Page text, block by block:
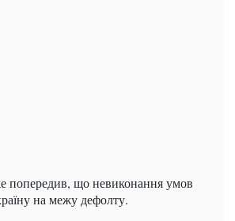
попередив, що невиконання умов
на межу дефолту.